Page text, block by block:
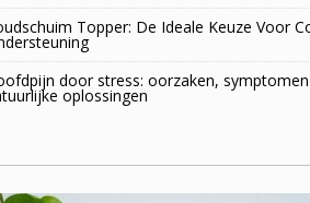
Topper: De Ideale Keuze Voor
door stress: oorzaken,
oplossingen